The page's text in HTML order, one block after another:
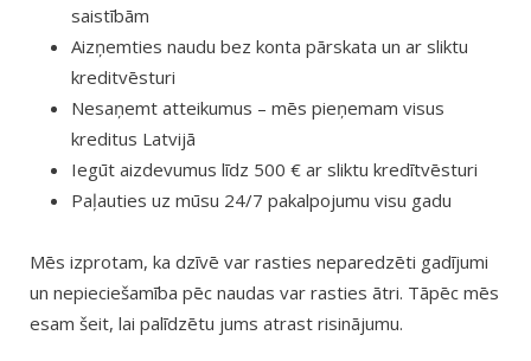
saistībām
Aizņemties naudu bez konta pārskata un ar sliktu
kreditvēsturi
Nesaņemt atteikumus – mēs pieņemam visus
kreditus Latvijā
Iegūt aizdevumus līdz 500 € ar sliktu kredītvēsturi
Paļauties uz mūsu 24/7 pakalpojumu visu gadu
Mēs izprotam, ka dzīvē var rasties neparedzēti gadījumi
un nepieciešamība pēc naudas var rasties ātri. Tāpēc mēs
esam šeit, lai palīdzētu jums atrast risinājumu.